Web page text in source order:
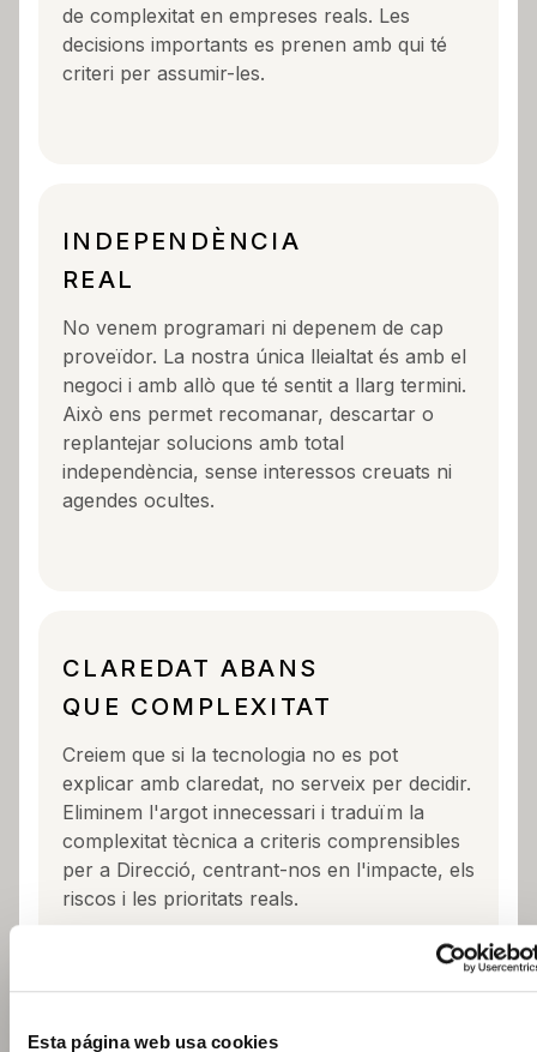
Esta página web usa cookies
de complexitat en empreses reals. Les
decisions importants es prenen amb qui té
criteri per assumir-les.
INDEPENDÈNCIA
REAL
No venem programari ni depenem de cap
proveïdor. La nostra única lleialtat és amb el
negoci i amb allò que té sentit a llarg termini.
Això ens permet recomanar, descartar o
replantejar solucions amb total
independència, sense interessos creuats ni
agendes ocultes.
CLAREDAT ABANS
QUE COMPLEXITAT
Creiem que si la tecnologia no es pot
explicar amb claredat, no serveix per decidir.
Eliminem l'argot innecessari i traduïm la
complexitat tècnica a criteris comprensibles
per a Direcció, centrant-nos en l'impacte, els
riscos i les prioritats reals.